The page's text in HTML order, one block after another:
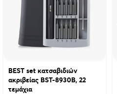
BEST set κατσαβιδιών
ακριβείας BST-8930B, 22
τεμάχια